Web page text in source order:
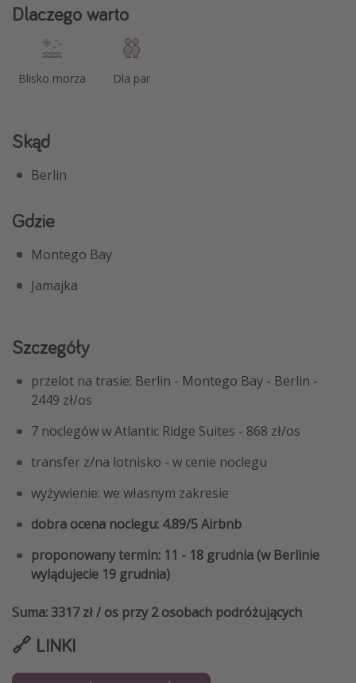
Dlaczego warto
Blisko morza Dla par
Skąd
Berlin
Gdzie
Montego Bay
Jamajka
Szczegóły
przelot na trasie: Berlin - Montego Bay - Berlin -
2449 zł/os
7 noclegów w Atlantic Ridge Suites - 868 zł/os
transfer z/na lotnisko - w cenie noclegu
wyżywienie: we własnym zakresie
dobra ocena noclegu: 4.89/5 Airbnb
proponowany termin: 11 - 18 grudnia (w Berlinie
wylądujecie 19 grudnia)
Suma: 3317 zł / os przy 2 osobach podróżujących
🔗 LINKI